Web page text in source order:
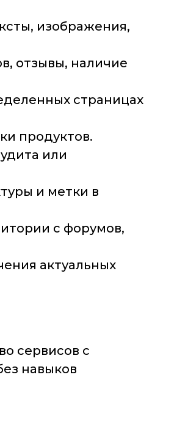
изображения,
отзывы, наличие
страницах
продуктов.
или
и метки в
с форумов,
актуальных
сервисов с
навыков